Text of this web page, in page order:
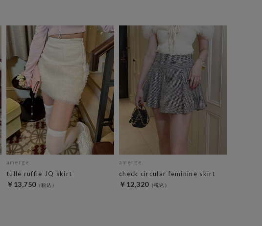
amerge.
tulle ruffle JQ skirt
￥13,750
amerge.
check circular feminine skirt
￥12,320